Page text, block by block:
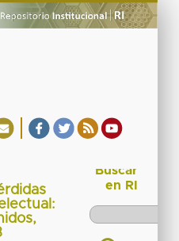
Buscar
en RI